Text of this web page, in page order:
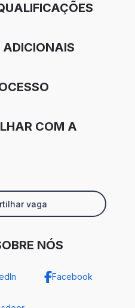
ADICIONAIS
COM A
vaga
NÓS
Facebook